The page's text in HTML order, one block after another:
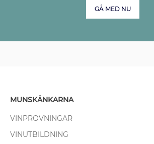
GÅ MED NU
MUNSKÄNKARNA
VINPROVNINGAR
VINUTBILDNING